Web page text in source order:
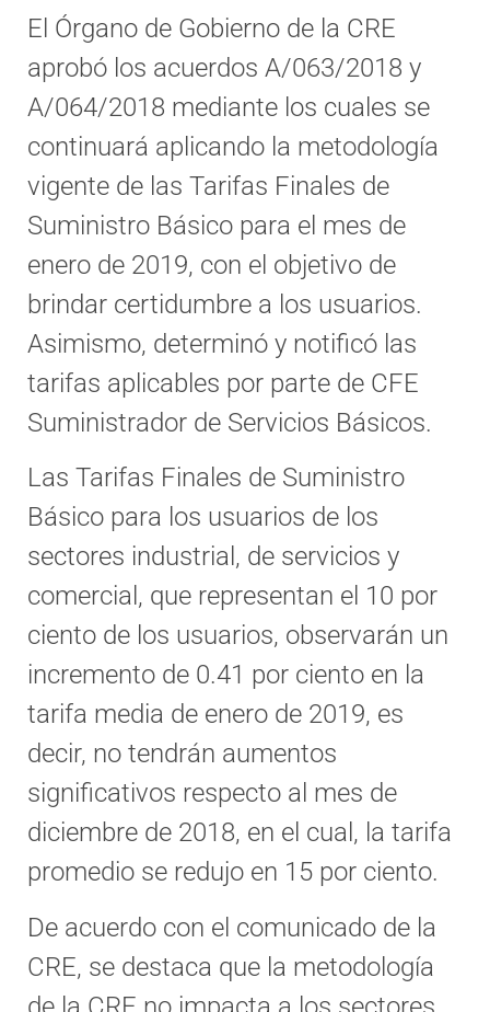
El Órgano de Gobierno de la CRE
aprobó los acuerdos A/063/2018 y
A/064/2018 mediante los cuales se
continuará aplicando la metodología
vigente de las Tarifas Finales de
Suministro Básico para el mes de
enero de 2019, con el objetivo de
brindar certidumbre a los usuarios.
Asimismo, determinó y notificó las
tarifas aplicables por parte de CFE
Suministrador de Servicios Básicos.
Las Tarifas Finales de Suministro
Básico para los usuarios de los
sectores industrial, de servicios y
comercial, que representan el 10 por
ciento de los usuarios, observarán un
incremento de 0.41 por ciento en la
tarifa media de enero de 2019, es
decir, no tendrán aumentos
significativos respecto al mes de
diciembre de 2018, en el cual, la tarifa
promedio se redujo en 15 por ciento.
De acuerdo con el comunicado de la
CRE, se destaca que la metodología